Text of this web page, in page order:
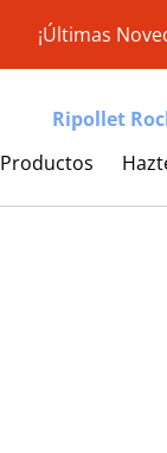
¡Últimas
Ripollet
Productos